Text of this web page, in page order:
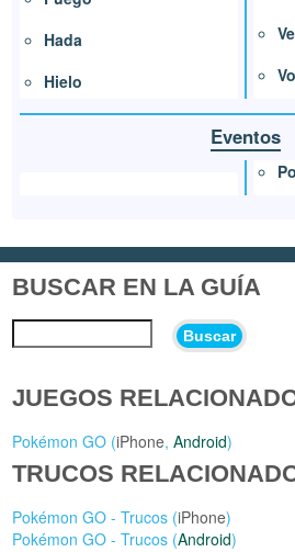
Hada
Hielo
Eventos
BUSCAR EN LA GUÍA
Buscar
JUEGOS
Pokémon GO (iPhone,Android)
TRUCOS
Pokémon GO - Trucos (iPhone)
Pokémon GO - Trucos (Android)